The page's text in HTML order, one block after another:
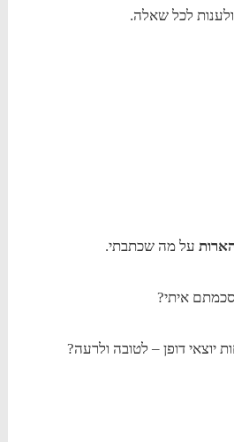
לכל שאלה.
על מה שכתבתי.
איתי?
יוצאי דופן – לטובה ולרעה?